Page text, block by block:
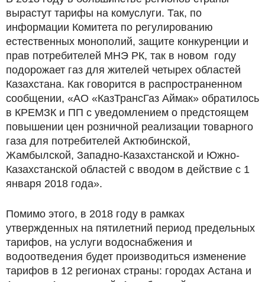
вырастут тарифы на комуслуги. Так, по
информации Комитета по регулированию
естественных монополий, защите конкуренции и
прав потребителей МНЭ РК, так в новом году
подорожает газ для жителей четырех областей
Казахстана. Как говорится в распространенном
сообщении, «АО «КазТрансГаз Аймак» обратилось
в КРЕМЗК и ПП с уведомлением о предстоящем
повышении цен розничной реализации товарного
газа для потребителей Актюбинской,
Жамбылской, Западно-Казахстанской и Южно-
Казахстанской областей с вводом в действие с 1
января 2018 года».
Помимо этого, в 2018 году в рамках
утвержденных на пятилетний период предельных
тарифов, на услуги водоснабжения и
водоотведения будет производиться изменение
тарифов в 12 регионах страны: городах Астана и